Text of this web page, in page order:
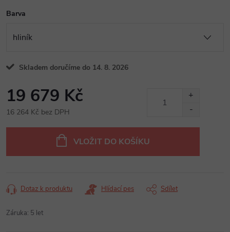
Barva
Skladem doručíme do 14. 8. 2026
19 679 Kč
16 264 Kč bez DPH
VLOŽIT DO KOŠÍKU
Dotaz k produktu Hlídací pes Sdílet
Záruka: 5 let